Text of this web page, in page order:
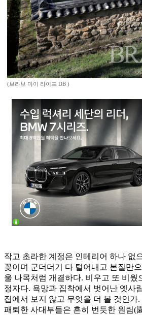
(브라보 마이 라이프 DB )
작고 초라한 계정은 인테리어 하나 없
꽃이며 군더더기 다 털어내고 본질만
울 나목처럼 개결하다. 비우고 또 비웠
정자다. 욕망과 집착에서 벗어난 옛사
집에서 보지 않고 무엇을 더 볼 것인가
패퇴한 사대부들은 흔히 번듯한 원림(